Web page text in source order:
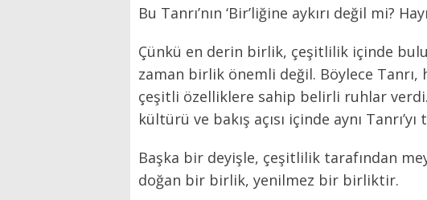
Bu Tanrı’nın ‘Bir’liğine aykırı değil mi?
Çünkü en derin birlik, çeşitlilik içinde
zaman birlik önemli değil. Böylece
çeşitli özelliklere sahip belirli ruhlar
kültürü ve bakış açısı içinde aynı
Başka bir deyişle, çeşitlilik tarafından
doğan bir birlik, yenilmez bir birliktir.